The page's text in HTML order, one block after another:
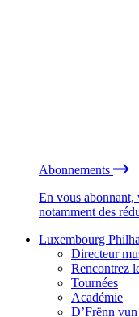
Abonnements
En vous abonnant,
notamment des
Luxembourg
Directeur
Rencontrez
Tournées
Académie
D’Frënn